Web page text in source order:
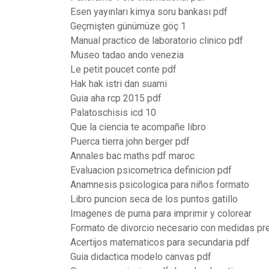
Esen yayınları kimya soru bankası pdf
Geçmişten günümüze göç 1
Manual practico de laboratorio clinico pdf
Museo tadao ando venezia
Le petit poucet conte pdf
Hak hak istri dan suami
Guia aha rcp 2015 pdf
Palatoschisis icd 10
Que la ciencia te acompañe libro
Puerca tierra john berger pdf
Annales bac maths pdf maroc
Evaluacion psicometrica definicion pdf
Anamnesis psicologica para niños formato
Libro puncion seca de los puntos gatillo
Imagenes de puma para imprimir y colorear
Formato de divorcio necesario con medidas
Acertijos matematicos para secundaria pdf
Guia didactica modelo canvas pdf